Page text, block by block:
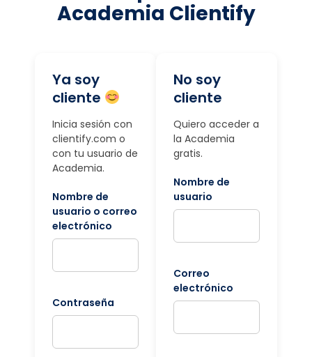
Academia Clientify
Ya soy
cliente
Inicia sesión con
clientify.com o
con tu usuario de
Academia.
Nombre de
usuario o correo
electrónico
Contraseña
No soy
cliente
Quiero acceder a
la Academia
gratis.
Nombre de
usuario
Correo
electrónico